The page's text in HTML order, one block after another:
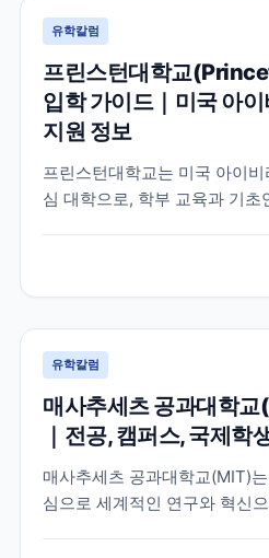
유학칼럼
프린스턴대학교
입학 가이드｜미국 아
지원 정보
프린스턴대학교는 미국 아이
심 대학으로, 학부 교육과 기초
유학칼럼
매사추세츠 공과대학
｜전공, 캠퍼스, 국제학
매사추세츠 공과대학교(MIT)
심으로 세계적인 연구와 혁신